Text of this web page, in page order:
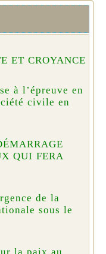
ET CROYANCE
à l’épreuve en
civile en
QUI FERA
de la
sous le
la paix au